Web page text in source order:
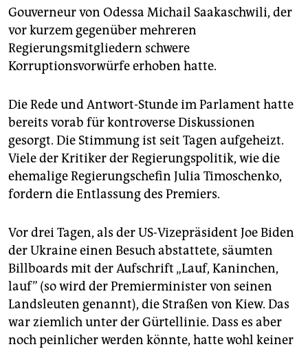
Gouverneur von Odessa Michail Saakaschwili, der
vor kurzem gegenüber mehreren
Regierungsmitgliedern schwere
Korruptionsvorwürfe erhoben hatte.
Die Rede und Antwort-Stunde im Parlament hatte
bereits vorab für kontroverse Diskussionen
gesorgt. Die Stimmung ist seit Tagen aufgeheizt.
Viele der Kritiker der Regierungspolitik, wie die
ehemalige Regierungschefin Julia Timoschenko,
fordern die Entlassung des Premiers.
Vor drei Tagen, als der US-Vizepräsident Joe Biden
der Ukraine einen Besuch abstattete, säumten
Billboards mit der Aufschrift „Lauf, Kaninchen,
lauf” (so wird der Premierminister von seinen
Landsleuten genannt), die Straßen von Kiew. Das
war ziemlich unter der Gürtellinie. Dass es aber
noch peinlicher werden könnte, hatte wohl keiner